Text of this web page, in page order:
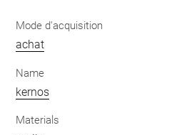
Mode d'acquisition
achat
Name
kernos
Materials